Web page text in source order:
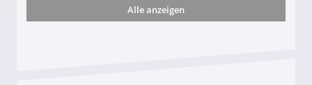
darf Geld behalten!
Alle anzeigen